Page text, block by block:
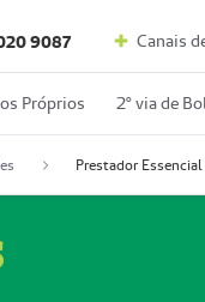
9087 Canais
Próprios 2º via de